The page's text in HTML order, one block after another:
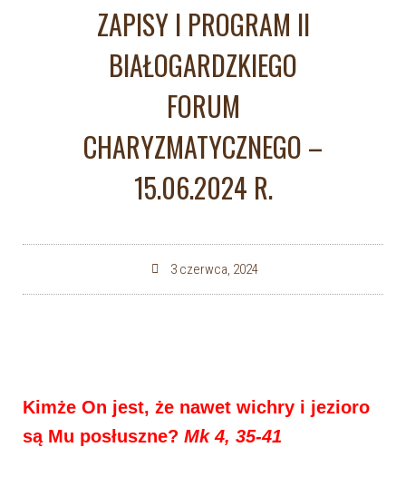
ZAPISY I PROGRAM II
BIAŁOGARDZKIEGO
FORUM
CHARYZMATYCZNEGO –
15.06.2024 R.
3 czerwca, 2024
Kimże On jest, że nawet wichry i jezioro
są Mu posłuszne? Mk 4, 35-41